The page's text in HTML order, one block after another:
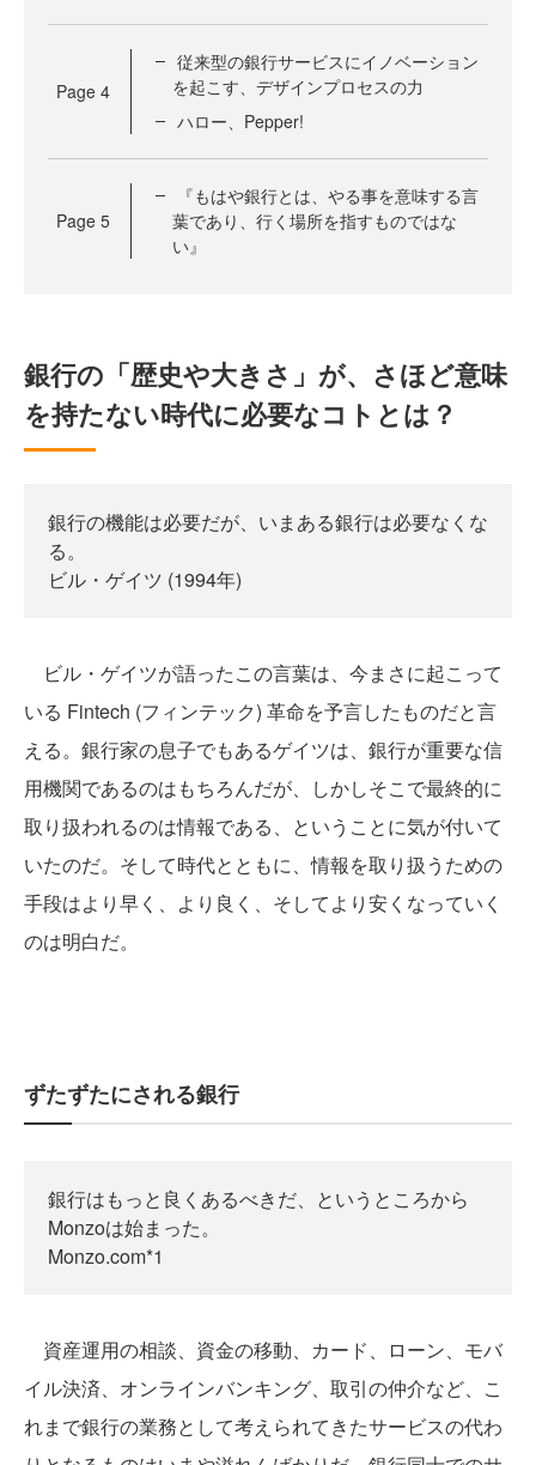
Page 4
従来型の銀行サービスにイノベーション
を起こす、デザインプロセスの力
ハロー、Pepper!
Page 5
『もはや銀行とは、やる事を意味する言
葉であり、行く場所を指すものではな
い』
銀行の「歴史や大きさ」が、さほど意味
を持たない時代に必要なコトとは？
銀行の機能は必要だが、いまある銀行は必要なくな
る。
ビル・ゲイツ (1994年)
ビル・ゲイツが語ったこの言葉は、今まさに起こって
いる Fintech (フィンテック) 革命を予言したものだと言
える。銀行家の息子でもあるゲイツは、銀行が重要な信
用機関であるのはもちろんだが、しかしそこで最終的に
取り扱われるのは情報である、ということに気が付いて
いたのだ。そして時代とともに、情報を取り扱うための
手段はより早く、より良く、そしてより安くなっていく
のは明白だ。
ずたずたにされる銀行
銀行はもっと良くあるべきだ、というところから
Monzoは始まった。
Monzo.com*1
資産運用の相談、資金の移動、カード、ローン、モバ
イル決済、オンラインバンキング、取引の仲介など、こ
れまで銀行の業務として考えられてきたサービスの代わ